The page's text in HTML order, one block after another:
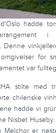
d'Oslo hadde
Denne
for
var
stilte med
chilenske
hadde vi
Nisbet
Melchor er